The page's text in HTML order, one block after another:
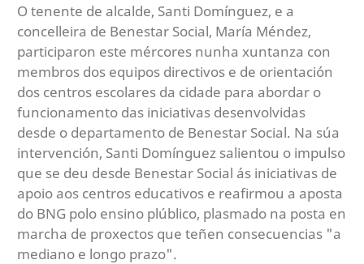
O tenente de alcalde, Santi Domínguez, e a
concelleira de Benestar Social, María Méndez,
participaron este mércores nunha xuntanza con
membros dos equipos directivos e de orientación
dos centros escolares da cidade para abordar o
funcionamento das iniciativas desenvolvidas
desde o departamento de Benestar Social. Na súa
intervención, Santi Domínguez salientou o impulso
que se deu desde Benestar Social ás iniciativas de
apoio aos centros educativos e reafirmou a aposta
do BNG polo ensino plúblico, plasmado na posta en
marcha de proxectos que teñen consecuencias "a
mediano e longo prazo".